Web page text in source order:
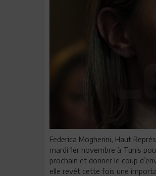
Federica Mogherini, Haut
mardi 1er novembre à Tunis
prochain et donner le coup
elle revêt cette fois une